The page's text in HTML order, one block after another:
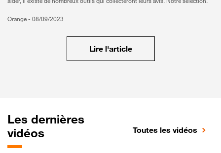
Orange - 08/09/2023
Lire l'article
Les dernières
vidéos
Toutes les vidéos